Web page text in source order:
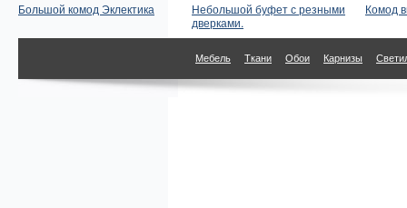
Большой комод Эклектика
Небольшой буфет с резными
дверками.
Комод
Мебель Ткани Обои Карнизы